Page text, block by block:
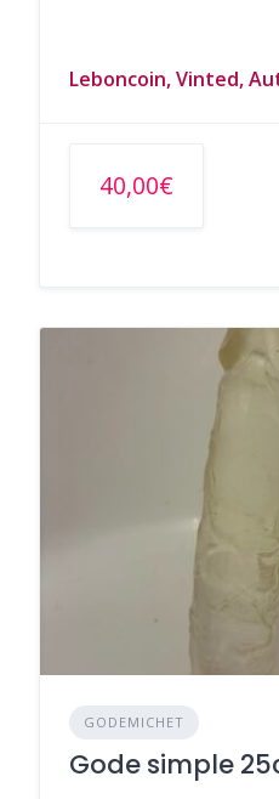
Leboncoin, Vinted,
40,00€
GODEMICHET
Gode simple